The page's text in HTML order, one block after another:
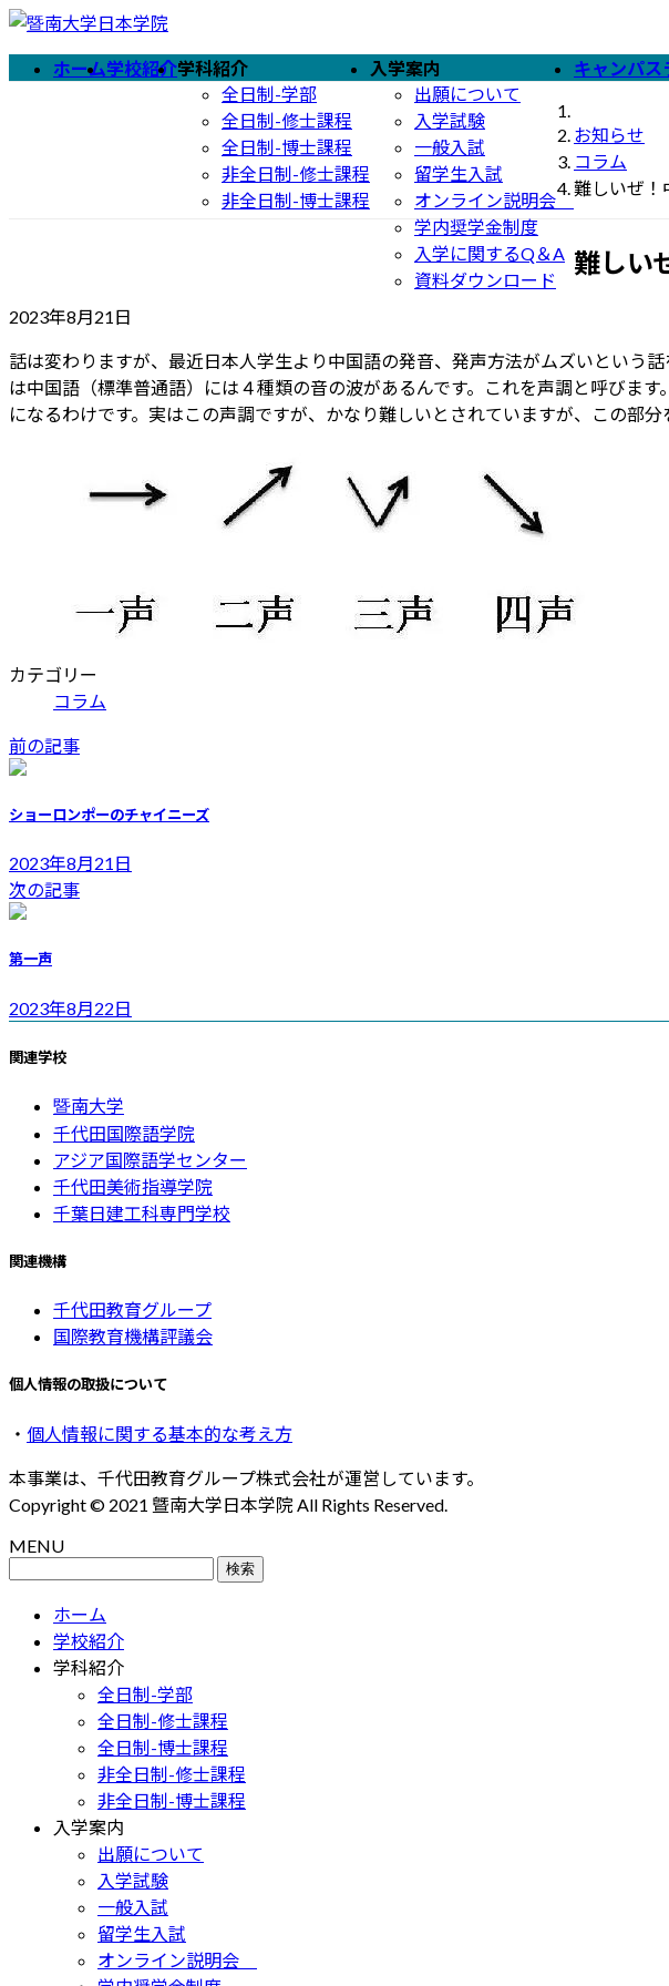
コ
ナ
ホーム学校紹介学科紹介
全日制-学部
全日制-修士課程
全日制-博士課程
非全日制-修士課程
非全日制-博士課程
入学案内
出願について
入学試験
一般入試
留学生入試
オンライン説明会
学内奨学金制度
入学に関するQ＆A
資料ダウンロード
キャンパス
お知らせ
コラム
難しいぜ！
難しい
2023年8月21日
話は変わりますが、最近日本人学生より中国語の発音、発声方法がムズいという
は中国語（標準普通語）には４種類の音の波があるんです。これを声調と呼びま
になるわけです。実はこの声調ですが、かなり難しいとされていますが、この部
カテゴリー
コラム
前の記事
ショーロンポーのチャイニーズ
2023年8月21日
次の記事
第一声
2023年8月22日
関連学校
暨南大学
千代田国際語学院
アジア国際語学センター
千代田美術指導学院
千葉日建工科専門学校
関連機構
千代田教育グループ
国際教育機構評議会
個人情報の取扱について
・ 個人情報に関する基本的な考え方
本事業は、千代田教育グループ株式会社が運営しています。
Copyright © 2021 曁南大学日本学院 All Rights Reserved.
MENU
ホーム
学校紹介
学科紹介
全日制-学部
全日制-修士課程
全日制-博士課程
非全日制-修士課程
非全日制-博士課程
入学案内
出願について
入学試験
一般入試
留学生入試
オンライン説明会